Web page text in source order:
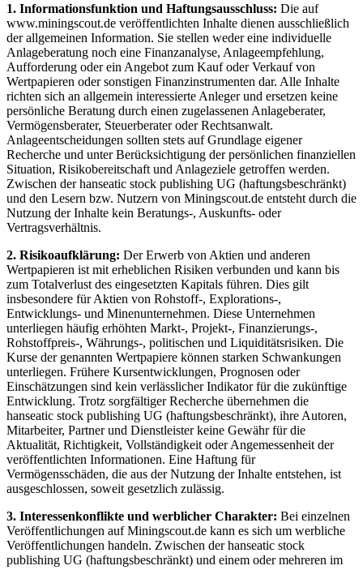
1. Informationsfunktion und Haftungsausschluss: Die auf
www.miningscout.de veröffentlichten Inhalte dienen ausschließlich
der allgemeinen Information. Sie stellen weder eine individuelle
Anlageberatung noch eine Finanzanalyse, Anlageempfehlung,
Aufforderung oder ein Angebot zum Kauf oder Verkauf von
Wertpapieren oder sonstigen Finanzinstrumenten dar. Alle Inhalte
richten sich an allgemein interessierte Anleger und ersetzen keine
persönliche Beratung durch einen zugelassenen Anlageberater,
Vermögensberater, Steuerberater oder Rechtsanwalt.
Anlageentscheidungen sollten stets auf Grundlage eigener
Recherche und unter Berücksichtigung der persönlichen finanziellen
Situation, Risikobereitschaft und Anlageziele getroffen werden.
Zwischen der hanseatic stock publishing UG (haftungsbeschränkt)
und den Lesern bzw. Nutzern von Miningscout.de entsteht durch die
Nutzung der Inhalte kein Beratungs-, Auskunfts- oder
Vertragsverhältnis.
2. Risikoaufklärung: Der Erwerb von Aktien und anderen
Wertpapieren ist mit erheblichen Risiken verbunden und kann bis
zum Totalverlust des eingesetzten Kapitals führen. Dies gilt
insbesondere für Aktien von Rohstoff-, Explorations-,
Entwicklungs- und Minenunternehmen. Diese Unternehmen
unterliegen häufig erhöhten Markt-, Projekt-, Finanzierungs-,
Rohstoffpreis-, Währungs-, politischen und Liquiditätsrisiken. Die
Kurse der genannten Wertpapiere können starken Schwankungen
unterliegen. Frühere Kursentwicklungen, Prognosen oder
Einschätzungen sind kein verlässlicher Indikator für die zukünftige
Entwicklung. Trotz sorgfältiger Recherche übernehmen die
hanseatic stock publishing UG (haftungsbeschränkt), ihre Autoren,
Mitarbeiter, Partner und Dienstleister keine Gewähr für die
Aktualität, Richtigkeit, Vollständigkeit oder Angemessenheit der
veröffentlichten Informationen. Eine Haftung für
Vermögensschäden, die aus der Nutzung der Inhalte entstehen, ist
ausgeschlossen, soweit gesetzlich zulässig.
3. Interessenkonflikte und werblicher Charakter: Bei einzelnen
Veröffentlichungen auf Miningscout.de kann es sich um werbliche
Veröffentlichungen handeln. Zwischen der hanseatic stock
publishing UG (haftungsbeschränkt) und einem oder mehreren im